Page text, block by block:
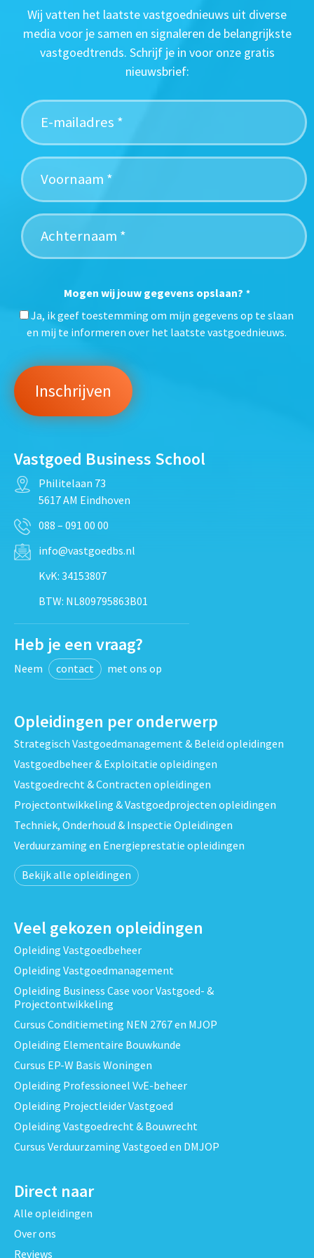
Wij vatten het laatste vastgoednieuws uit diverse
media voor je samen en signaleren de belangrijkste
vastgoedtrends. Schrijf je in voor onze gratis
nieuwsbrief:
Mogen wij jouw gegevens opslaan? *
Ja, ik geef toestemming om mijn gegevens op te slaan
en mij te informeren over het laatste vastgoednieuws.
Vastgoed Business School
Philitelaan 73
5617 AM Eindhoven
088 – 091 00 00
info@vastgoedbs.nl
KvK: 34153807
BTW: NL809795863B01
Heb je een vraag?
Neem contact met ons op
Opleidingen per onderwerp
Strategisch Vastgoedmanagement & Beleid opleidingen
Vastgoedbeheer & Exploitatie opleidingen
Vastgoedrecht & Contracten opleidingen
Projectontwikkeling & Vastgoedprojecten opleidingen
Techniek, Onderhoud & Inspectie Opleidingen
Verduurzaming en Energieprestatie opleidingen
Bekijk alle opleidingen
Veel gekozen opleidingen
Opleiding Vastgoedbeheer
Opleiding Vastgoedmanagement
Opleiding Business Case voor Vastgoed- &
Projectontwikkeling
Cursus Conditiemeting NEN 2767 en MJOP
Opleiding Elementaire Bouwkunde
Cursus EP-W Basis Woningen
Opleiding Professioneel VvE-beheer
Opleiding Projectleider Vastgoed
Opleiding Vastgoedrecht & Bouwrecht
Cursus Verduurzaming Vastgoed en DMJOP
Direct naar
Alle opleidingen
Over ons
Reviews